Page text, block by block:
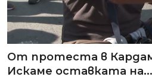
От протеста в
Искаме оставката на...